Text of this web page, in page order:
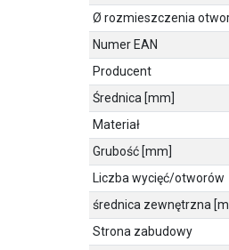
Ø rozmieszczenia
Numer EAN
Producent
Średnica [mm]
Materiał
Grubość [mm]
Liczba wycięć/otworów
średnica zewnętrzna
Strona zabudowy